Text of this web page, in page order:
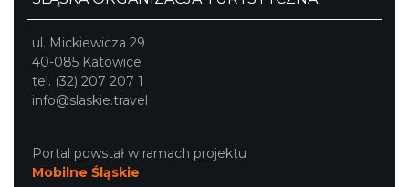
ul. Mickiewicza 29
40-085 Katowice
tel. (32) 207 207 1
info@slaskie.travel
Portal powstał w ramach projektu
Mobilne Śląskie